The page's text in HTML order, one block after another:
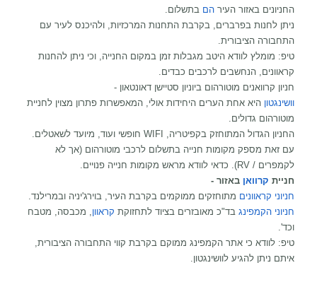
החניונים באזור העיר הם בתשלום.
ניתן לחנות בפרברים, בקרבת התחנות המרכזיות, ולהיכנס לעיר עם
התחבורה הציבורית.
טיפ: מומלץ לוודא היטב מגבלות זמן במקום החנייה, וכי ניתן להחנות
קראוונים, הנחשבים לרכבים כבדים.
חניון קרוואנים מוטורהום ביוניון סטיישן דאונטאון -
וושינגטון היא אחת הערים היחידות אולי, המאפשרות פתרון מצוין לחניית
מוטורהום גדולים.
החניון הגדול המתוחזק בקפיטריה, WIFI חופשי ועוד, מיועד לשאטלים.
עם זאת מספק מקומות חנייה בתשלום לרכבי מוטורהום (אך לא
לקמפרים / RV). כדאי לוודא מראש מקומות חנייה פנויים.
חניית קרוואן באזור -
חניוני קראוונים מתוחזקים ממוקמים בקרבת העיר, בוירג'יניה ובמרילנד.
חניוני הקמפינג בד"כ מאובזרים בציוד לתחזוקת קראוון, מכבסה, מטבח
וכד'.
טיפ: לוודא כי אתר הקמפינג ממוקם בקרבת קווי התחבורה הציבורית,
איתם ניתן להגיע לוושינגטון.